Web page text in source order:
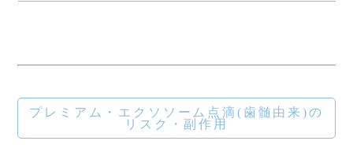
プレミアム・エクソソーム点滴(歯髄由来)の
リスク・副作用